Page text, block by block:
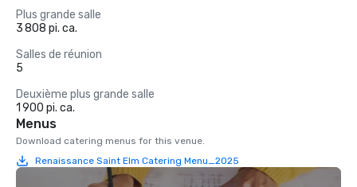
Plus grande salle
3 808 pi. ca.
Salles de réunion
5
Deuxième plus grande salle
1 900 pi. ca.
Menus
Download catering menus for this venue.
Renaissance Saint Elm Catering Menu_2025